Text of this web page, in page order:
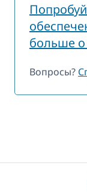
больше о
Вопросы?